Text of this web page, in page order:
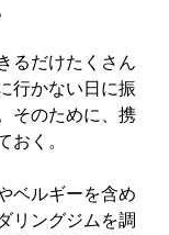
るだけたくさん
行かない日に振
そのために、携
おく。
ベルギーを含め
リングジムを調